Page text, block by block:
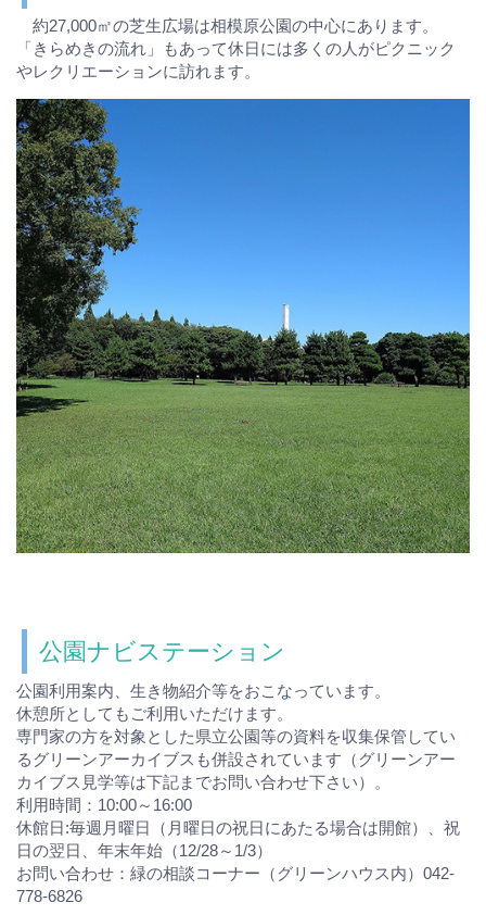
約27,000㎡の芝生広場は相模原公園の中心にあります。
「きらめきの流れ」もあって休日には多くの人がピクニック
やレクリエーションに訪れます。
公園ナビステーション
公園利用案内、生き物紹介等をおこなっています。
休憩所としてもご利用いただけます。
専門家の方を対象とした県立公園等の資料を収集保管してい
るグリーンアーカイブスも併設されています（グリーンアー
カイブス見学等は下記までお問い合わせ下さい）。
利用時間：10:00～16:00
休館日:毎週月曜日（月曜日の祝日にあたる場合は開館）、祝
日の翌日、年末年始（12/28～1/3）
お問い合わせ：緑の相談コーナー（グリーンハウス内）042-
778-6826